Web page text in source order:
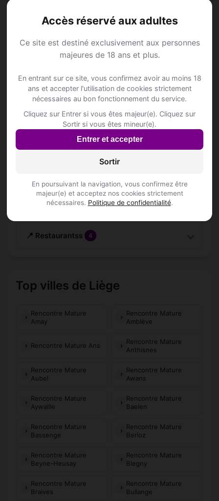
Accès réservé aux adultes
Ce site est destiné exclusivement aux personnes
majeures de 18 ans et plus.
En entrant sur ce site, vous confirmez avoir au moins 18
ans et accepter l'utilisation de cookies strictement
nécessaires au bon fonctionnement du service.
Cliquez sur Entrer si vous êtes majeur(e). Cliquez sur
Sortir si vous êtes mineur(e).
Entrer et accepter
Sortir
En poursuivant la navigation, vous confirmez être
majeur(e) et acceptez nos cookies strictement
nécessaires. Politique de confidentialité.
HOTEL MULLER
Zum Höchst 3
Inscris-toi pour voir le n°
Hotel Amel Mitte
Inscris-toi pour voir le n°
Auf dem Kamp 1/A
Inscris-toi pour voir le n°
JUNGGESELLENVEREIN SIVERINGER
MODERSCHEID-SCHOPPEN
TONA
Zum Schwarzenvenn 4
📍 Restaurantss 4
Top villes de Liège
Rencontre Mature
Amay
Rencontre Mature
Amblève
Rencontre Mature Ans
Rencontre Mature
Anthisnes
Rencontre Mature
Aubel
Rencontre Mature
Awans
Rencontre Mature
Aywaille
Rencontre Mature
Baelen
Rencontre Mature
Bassenge
Rencontre Mature
Berloz
Rencontre Mature
Beyne-Heusay
Rencontre Mature
Blegny
Rencontre Mature
Braives
Rencontre Mature
Bullange